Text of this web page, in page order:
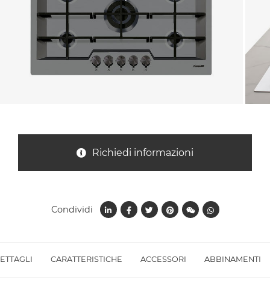
CARATTERISTICHE ACCESSORI ABBINAMENTI
Richiedi informazioni
Condividi
Oggetto *
l'informativa sulla privacy e accetto il